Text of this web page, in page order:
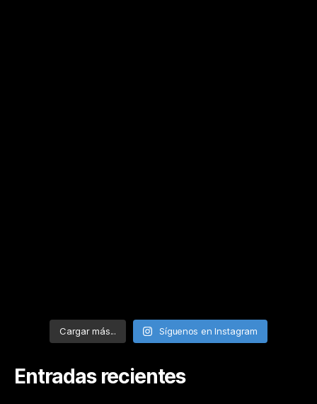
Cargar más... Síguenos en Instagram
Entradas recientes